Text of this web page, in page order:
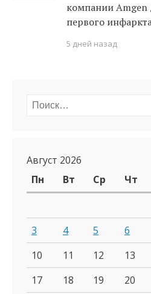
компании
первого
5 дней назад
Найти:
Август 2026
Пн
Вт Ср Чт
3
4 5 6
10
11 12 13
17
18 19 20